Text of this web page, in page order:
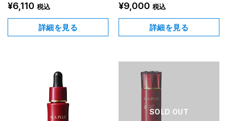
¥6,110 税込
詳細を見る
¥9,000 税込
詳細を見る
SOLD OUT